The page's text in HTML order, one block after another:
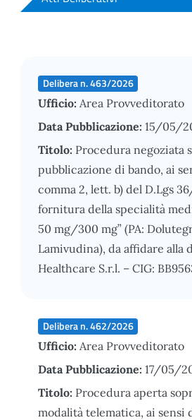
Delibera n. 463/2026
Ufficio: Area Provveditorato
Data Pubblicazione: 15/05/
Titolo: Procedura negoziata
pubblicazione di bando, ai
comma 2, lett. b) del D.Lgs
fornitura della specialità
50 mg/300 mg” (PA:
Lamivudina), da affidare alla
Healthcare S.r.l. – CIG:
Delibera n. 462/2026
Ufficio: Area Provveditorato
Data Pubblicazione: 17/05/
Titolo: Procedura aperta
modalità telematica, ai sensi